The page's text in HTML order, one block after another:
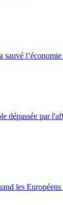
sauvé
dépassée par
les